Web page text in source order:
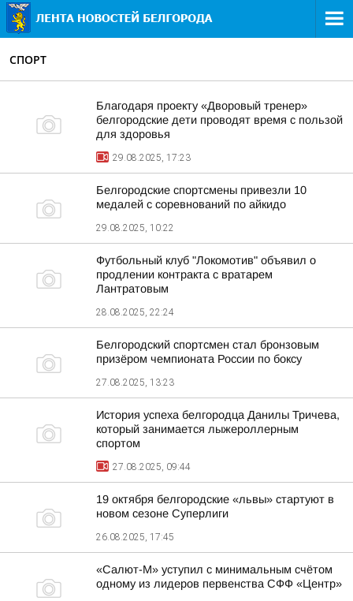
СПОРТ
Благодаря проекту «Дворовый тренер»
белгородские дети проводят время с пользой
для здоровья
29.08.2025, 17:23
Белгородские спортсмены привезли 10
медалей с соревнований по айкидо
29.08.2025, 10:22
Футбольный клуб "Локомотив" объявил о
продлении контракта с вратарем
Лантратовым
28.08.2025, 22:24
Белгородский спортсмен стал бронзовым
призёром чемпионата России по боксу
27.08.2025, 13:23
История успеха белгородца Данилы Тричева,
который занимается лыжероллерным
спортом
27.08.2025, 09:44
19 октября белгородские «львы» стартуют в
новом сезоне Суперлиги
26.08.2025, 17:45
«Салют-М» уступил с минимальным счётом
одному из лидеров первенства СФФ «Центр»